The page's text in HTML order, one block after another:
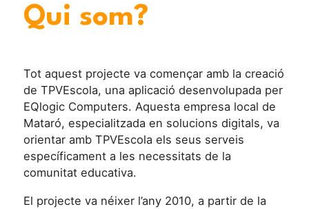
Qui som?
Tot aquest projecte va començar amb la creació
de TPVEscola, una aplicació desenvolupada per
EQlogic Computers. Aquesta empresa local de
Mataró, especialitzada en solucions digitals, va
orientar amb TPVEscola els seus serveis
específicament a les necessitats de la
comunitat educativa.
El projecte va néixer l’any 2010, a partir de la